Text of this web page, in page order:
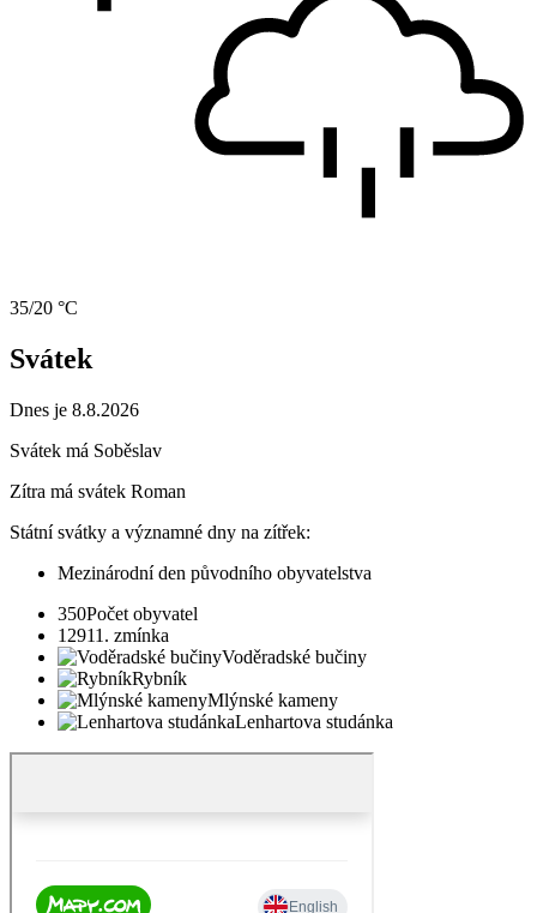
35/20 °C
Svátek
Dnes je 8.8.2026
Svátek má Soběslav
Zítra má svátek Roman
Státní svátky a významné dny na zítřek:
Mezinárodní den původního obyvatelstva
350Počet obyvatel
12911. zmínka
Voděradské bučiny
Rybník
Mlýnské kameny
Lenhartova studánka